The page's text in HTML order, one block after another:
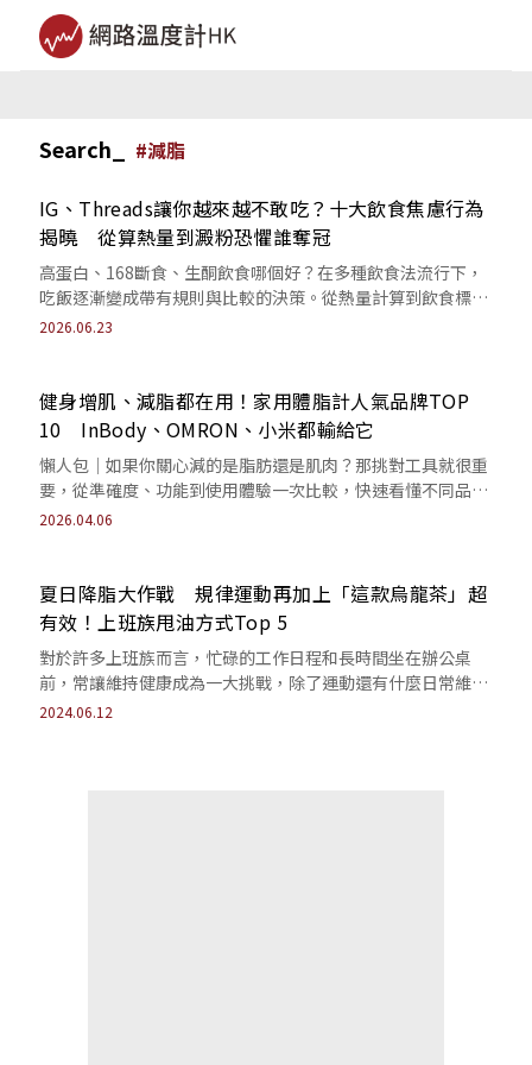
Search_ #減脂
IG、Threads讓你越來越不敢吃？十大飲食焦慮行為
揭曉 從算熱量到澱粉恐懼誰奪冠
高蛋白、168斷食、生酮飲食哪個好？在多種飲食法流行下，
吃飯逐漸變成帶有規則與比較的決策。從熱量計算到飲食標準
化，易讓人產生健康資訊的焦慮與壓力。
2026.06.23
健身增肌、減脂都在用！家用體脂計人氣品牌TOP
10 InBody、OMRON、小米都輸給它
懶人包｜如果你關心減的是脂肪還是肌肉？那挑對工具就很重
要，從準確度、功能到使用體驗一次比較，快速看懂不同品牌
的特色，找到更符合自己需求的選擇。
2026.04.06
夏日降脂大作戰 規律運動再加上「這款烏龍茶」超
有效！上班族甩油方式Top 5
對於許多上班族而言，忙碌的工作日程和長時間坐在辦公桌
前，常讓維持健康成為一大挑戰，除了運動還有什麼日常維持
自身狀況的方法？
2024.06.12